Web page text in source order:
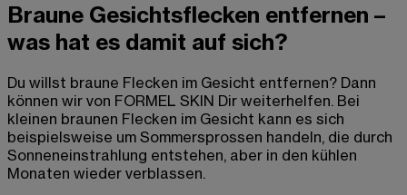
Braune Gesichtsflecken entfernen –
was hat es damit auf sich?
Du willst braune Flecken im Gesicht entfernen? Dann
können wir von FORMEL SKIN Dir weiterhelfen. Bei
kleinen braunen Flecken im Gesicht kann es sich
beispielsweise um Sommersprossen handeln, die durch
Sonneneinstrahlung entstehen, aber in den kühlen
Monaten wieder verblassen.